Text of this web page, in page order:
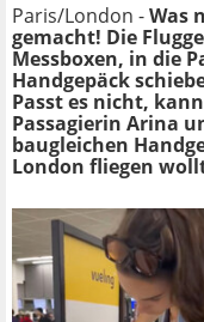
Paris/London -Was
gemacht! Die
Messboxen, in die
Handgepäck
Passt es nicht,
Passagierin Arina
baugleichen
London fliegen